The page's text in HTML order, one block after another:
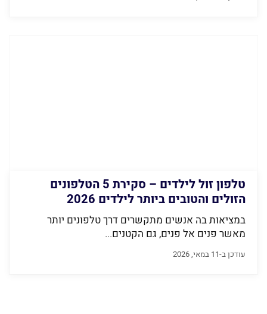
טלפון זול לילדים – סקירת 5 הטלפונים
הזולים והטובים ביותר לילדים 2026
במציאות בה אנשים מתקשרים דרך טלפונים יותר
מאשר פנים אל פנים, גם הקטנים...
עודכן ב-11 במאי, 2026